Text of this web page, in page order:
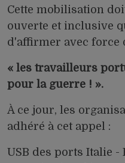
Cette mobilisation
ouverte et inclusive
d'affirmer avec force
« les travailleurs
pour la guerre ! ».
À ce jour, les
adhéré à cet appel :
USB des ports Italie -